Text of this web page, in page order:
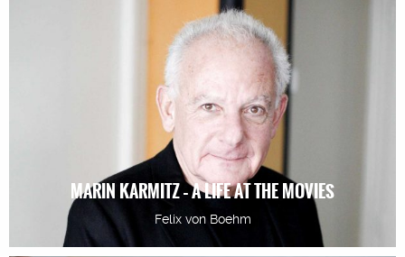
MARIN KARMITZ – A LIFE AT THE MOVIES
Felix von Boehm